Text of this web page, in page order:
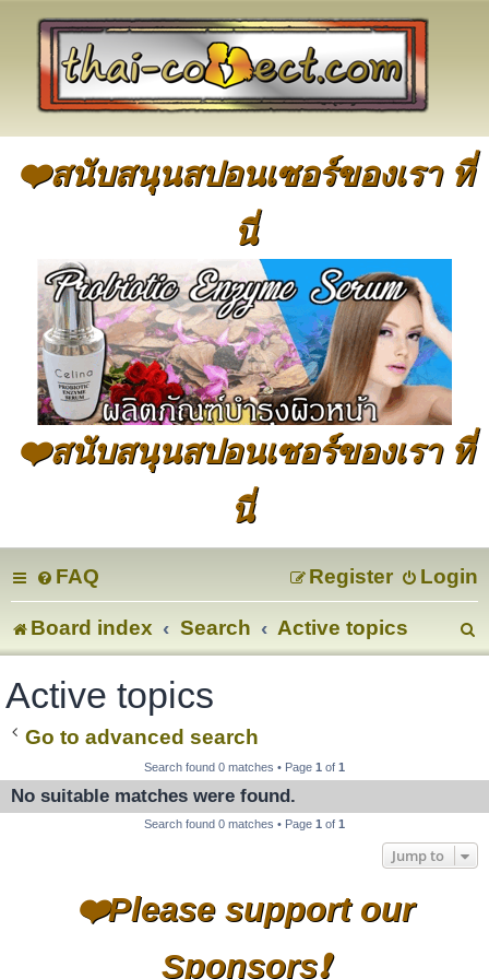
❤️สนับสนุนสปอนเซอร์ของเรา ที่
นี่
❤️สนับสนุนสปอนเซอร์ของเรา ที่
นี่
FAQ Login
Register
Board index Search Active topics
h
Active topics
Go to advanced search
Search found 0 matches • Page 1 of 1
No suitable matches were found.
Search found 0 matches • Page 1 of 1
Jump to
❤️Please support our
Sponsors❗